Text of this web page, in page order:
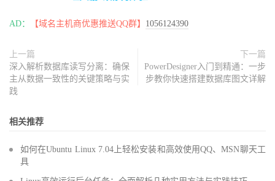
AD： 【域名主机商优惠推送QQ群】 1056124390
上一篇
深入解析数据库读写分离：确保
主从数据一致性的关键策略与实
践
下一篇
PowerDesigner入门到精通：一步
步教你快速搭建数据库图文详解
相关推荐
如何在Ubuntu Linux 7.04上轻松安装和高效使用QQ、MSN聊天工
具